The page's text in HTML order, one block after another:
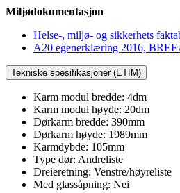
Miljødokumentasjon
Helse-, miljø- og sikkerhets
A20 egenerklæring 2016,
Tekniske spesifikasjoner (ETIM)
Karm modul bredde: 4dm
Karm modul høyde: 20dm
Dørkarm bredde: 390mm
Dørkarm høyde: 1989mm
Karmdybde: 105mm
Type dør: Andreliste
Dreieretning: Venstre/høyreliste
Med glassåpning: Nei